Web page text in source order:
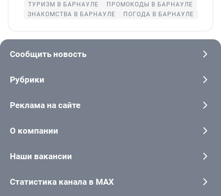
ТУРИЗМ В БАРНАУЛЕ
ПРОМОКОДЫ В БАРНАУЛЕ
ЗНАКОМСТВА В БАРНАУЛЕ
ПОГОДА В БАРНАУЛЕ
Сообщить новость
Рубрики
Реклама на сайте
О компании
Наши вакансии
Статистика канала в MAX